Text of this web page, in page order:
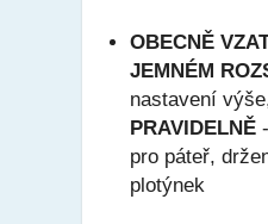
OBECNĚ
JEMNÉM
nastavení
PRAVIDELNĚ
pro páteř,
plotýnek